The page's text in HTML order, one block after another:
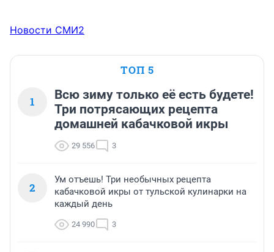
Новости СМИ2
ТОП 5
1
Всю зиму только её есть будете!
Три потрясающих рецепта
домашней кабачковой икры
29 556 3
2
Ум отъешь! Три необычных рецепта
кабачковой икры от тульской кулинарки на
каждый день
24 990 3